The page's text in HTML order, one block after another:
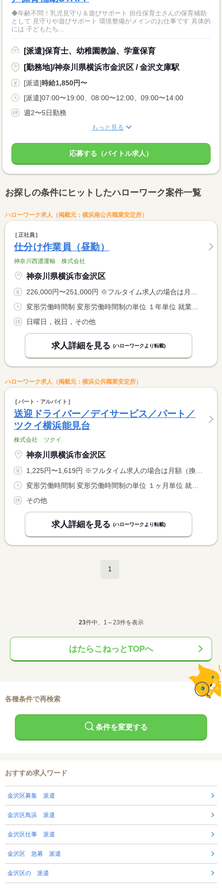
◆年齢不問！乳児見守り＆遊びサポート 担任保育士さんの保育補助
として 見守りや遊びサポート 環境整備がメインのお仕事です 具体的
には 子どもたち...
[派遣]保育士、幼稚園教諭、学童保育
[勤務地]/神奈川県横浜市金沢区 / 金沢文庫駅
[派遣]時給1,850円〜
[派遣]07:00〜19:00、08:00〜12:00、09:00〜14:00
週2〜5日勤務
もっと見る
応募する（バイトル求人）
お探しの条件にヒットしたハローワーク案件一覧
ハローワーク求人（掲載元：横浜南公共職業安定所）
正社員
仕分け作業員（昼勤）
神奈川西濃運輸 株式会社
神奈川県横浜市金沢区
226,000円〜251,000円 ※フルタイム求人の場合は月額（換算額）、パート求人の場合は時間額を表示しています。
日曜日，祝日，その他
求人詳細を見る (ハローワークより転載)
ハローワーク求人（掲載元：横浜公共職業安定所）
パート・アルバイト
送迎ドライバー／デイサービス／パート／
ツクイ横浜能見台
株式会社 ツクイ
神奈川県横浜市金沢区
1,225円〜1,619円 ※フルタイム求人の場合は月額（換算額）、パート求人の場合は時間額を表示しています。
その他
求人詳細を見る (ハローワークより転載)
1
23件中、1～23件を表示
はたらこねっとTOPへ
各種条件で再検索
条件を変更する
おすすめ求人ワード
金沢区募集 派遣
金沢区鳥浜 派遣
金沢区仕事 派遣
金沢区 急募 派遣
金沢区の 派遣